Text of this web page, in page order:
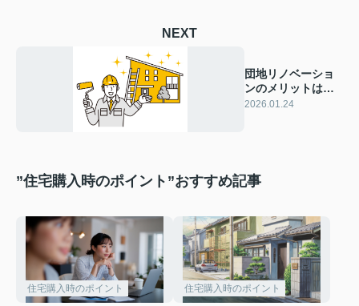
NEXT
団地リノベーショ
ンのメリットは
何？デメリットや
2026.01.24
”住宅購入時のポイント”おすすめ記事
住宅購入時のポイント 住宅購入時のポイント